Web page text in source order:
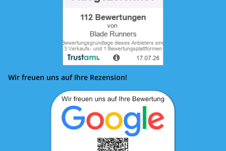
Wir freuen uns auf Ihre Rezension!